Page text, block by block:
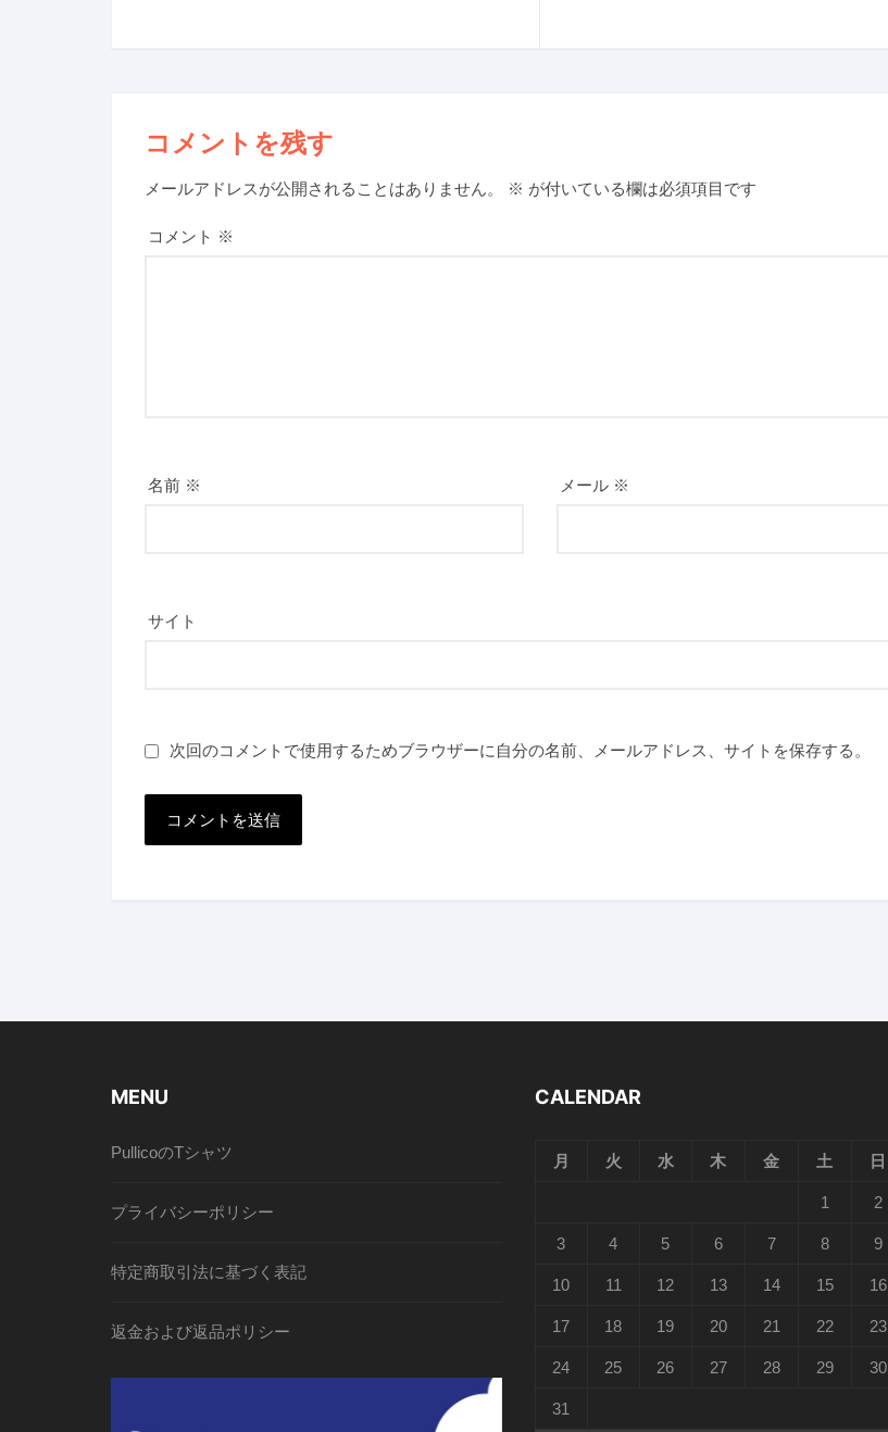
コメントを残す
メールアドレスが公開されることはありません。 ※ が付いている欄は必須項目です
コメント ※
名前 ※ メール ※
サイト
次回のコメントで使用するためブラウザーに自分の名前、メールアドレス、サイトを保存する。
MENU
PullicoのTシャツ
プライバシーポリシー
特定商取引法に基づく表記
返金および返品ポリシー
CALENDAR
月 火 水 木 金 土 日
1 2
3 4 5 6 7 8 9
10 11 12 13 14 15 16
17 18 19 20 21 22 23
24 25 26 27 28 29 30
31